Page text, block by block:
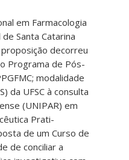
em Farmacologia
Santa Catarina
proposição decorreu
Programa de Pós-
modalidade
da UFSC à consulta
(UNIPAR) em
Prati-
de um Curso de
de conciliar a